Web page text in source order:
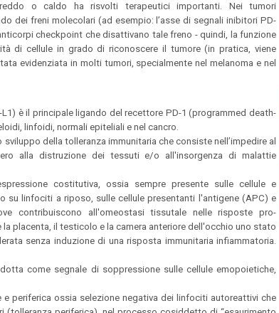
o caldo ha risvolti terapeutici importanti. Nei tumori
dei freni molecolari (ad esempio: l’asse di segnali inibitori PD-
checkpoint che disattivano tale freno - quindi, la funzione
di cellule in grado di riconoscere il tumore (in pratica, viene
evidenziata in molti tumori, specialmente nel melanoma e nel
è il principale ligando del recettore PD-1 (programmed death-
linfoidi, normali epiteliali e nel cancro.
della tolleranza immunitaria che consiste nell’impedire al
alla distruzione dei tessuti e/o all'insorgenza di malattie
costitutiva, ossia sempre presente sulle cellule e
su linfociti a riposo, sulle cellule presentanti l'antigene (APC) e
contribuiscono all'omeostasi tissutale nelle risposte pro-
placenta, il testicolo e la camera anteriore dell'occhio uno stato
senza induzione di una risposta immunitaria infiammatoria.
come segnale di soppressione sulle cellule emopoietiche,
periferica ossia selezione negativa dei linfociti autoreattivi che